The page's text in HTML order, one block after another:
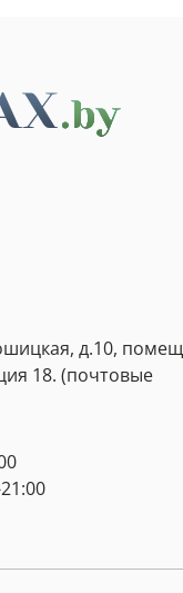
д.10,
18. (почтовые